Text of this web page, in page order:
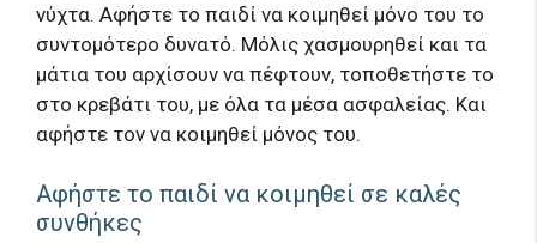
νύχτα. Αφήστε το παιδί να κοιμηθεί μόνο του το
συντομότερο δυνατό. Μόλις χασμουρηθεί και τα
μάτια του αρχίσουν να πέφτουν, τοποθετήστε το
στο κρεβάτι του, με όλα τα μέσα ασφαλείας. Και
αφήστε τον να κοιμηθεί μόνος του.
Αφήστε το παιδί να κοιμηθεί σε καλές
συνθήκες